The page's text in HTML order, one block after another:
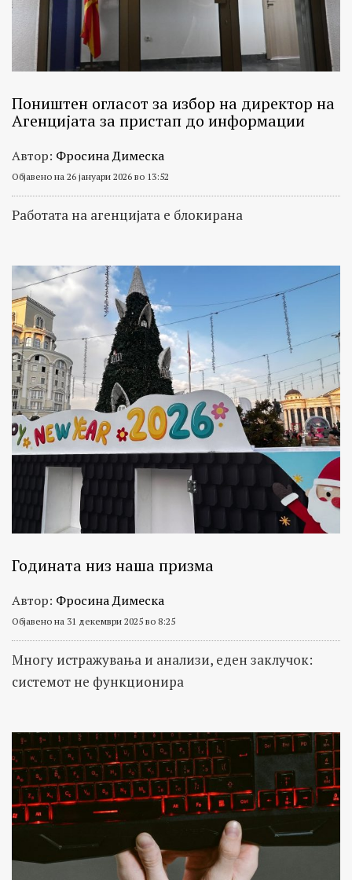
Поништен огласот за избор на директор на
Агенцијата за пристап до информации
Автор: Фросина Димеска
Објавено на 26 јануари 2026 во 13:52
Работата на агенцијата e блокирана
Годината низ наша призма
Автор: Фросина Димеска
Објавено на 31 декември 2025 во 8:25
Многу истражувања и анализи, еден заклучок:
системот не функционира